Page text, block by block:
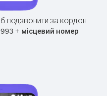
подзвонити за кордон
993+ місцевий номер